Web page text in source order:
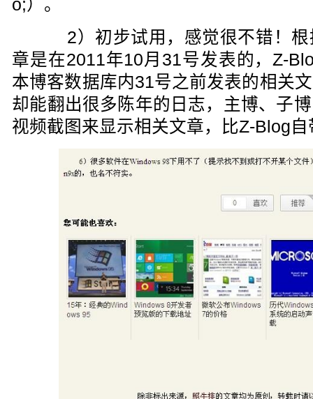
o;）。
2）初步试用，感觉很不错！根
章是在2011年10月31号发表的，Z-
本博客数据库内31号之前发表的相关
却能翻出很多陈年的日志，主博、子
视频截图来显示相关文章，比Z-Blog